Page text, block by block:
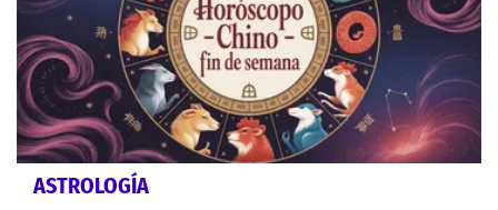
ASTROLOGÍA